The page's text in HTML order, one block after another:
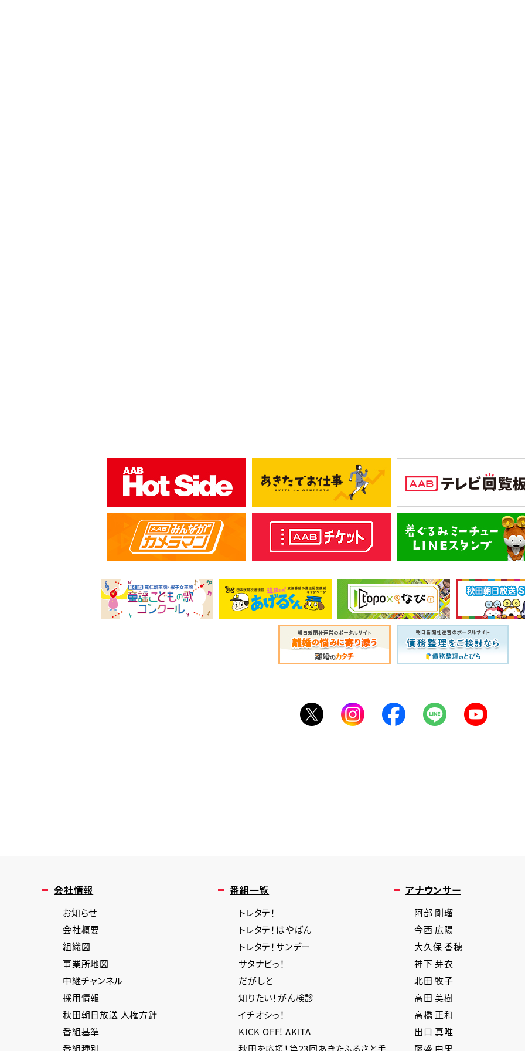
会社情報
お知らせ
会社概要
組織図
事業所地図
中継チャンネル
採用情報
秋田朝日放送 人権方針
番組基準
番組種別
番組一覧
トレタテ！
トレタテ！はやばん
トレタテ！サンデー
サタナビっ！
だがしと
知りたい！がん検診
イチオシっ！
KICK OFF! AKITA
秋田を応援！第23回あきたふるさと手
アナウンサー
阿部 剛瑠
今西 広陽
大久保 香穂
神下 芽衣
北田 牧子
高田 美樹
高橋 正和
出口 真唯
藤盛 由果